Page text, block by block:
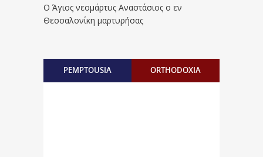
Ο Άγιος νεομάρτυς Αναστάσιος ο εν
Θεσσαλονίκη μαρτυρήσας
PEMPTOUSIA ORTHODOXIA